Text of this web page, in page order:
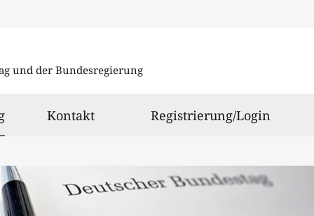
und der Bundesregierung
ausgewählt
Kontakt Registrierung/Login